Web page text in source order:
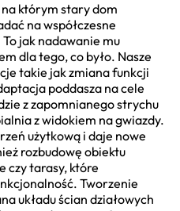
którym stary dom
na współczesne
jak nadawanie mu
dla tego, co było. Nasze
takie jak zmiana funkcji
poddasza na cele
z zapomnianego strychu
z widokiem na gwiazdy.
użytkową i daje nowe
rozbudowę obiektu
czy tarasy, które
Tworzenie
układu ścian działowych